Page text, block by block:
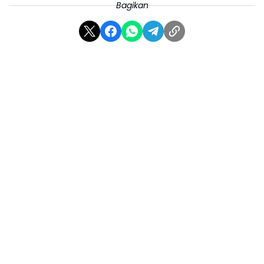
Pemain Jakarta Popsivo Polwan, Agfarida
Desy, menyatakan bahwa peringkat ketiga
Bagikan